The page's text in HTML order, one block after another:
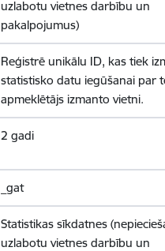
uzlabotu vietnes darbību un
pakalpojumus)
Reģistrē unikālu ID, kas tiek
statistisko datu iegūšanai par
apmeklētājs izmanto vietni.
2 gadi
_gat
Statistikas sīkdatnes
uzlabotu vietnes darbību un